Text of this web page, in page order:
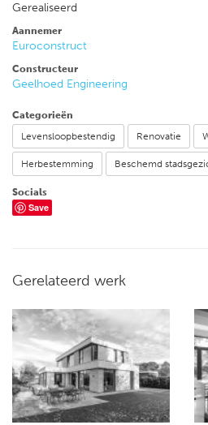
Gerealiseerd
Aannemer
Euroconstruct
Constructeur
Geelhoed Engineering
Categorieën
Levensloopbestendig
Renovatie
Herbestemming Beschemd
Socials
Save
Gerelateerd werk